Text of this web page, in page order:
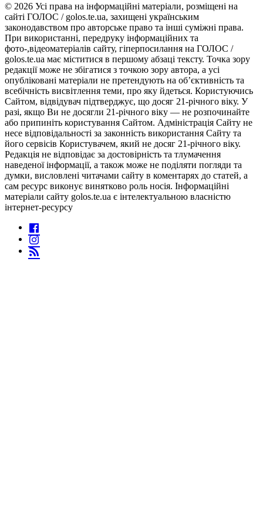
© 2026 Усі права на інформаційні матеріали, розміщені на
сайті ГОЛОС / golos.te.ua, захищені українським
законодавством про авторське право та інші суміжні права.
При використанні, передруку інформаційних та
фото-,відеоматеріалів сайту, гіперпосилання на ГОЛОС /
golos.te.ua має міститися в першому абзаці тексту. Точка зору
редакції може не збігатися з точкою зору автора, а усі
опубліковані матеріали не претендують на об’єктивність та
всебічність висвітлення теми, про яку йдеться. Користуючись
Сайтом, відвідувач підтверджує, що досяг 21-річного віку. У
разі, якщо Ви не досягли 21-річного віку — не розпочинайте
або припиніть користування Сайтом. Адміністрація Сайту не
несе відповідальності за законність використання Сайту та
його сервісів Користувачем, який не досяг 21-річного віку.
Редакція не відповідає за достовірність та тлумачення
наведеної інформації, а також може не поділяти погляди та
думки, висловлені читачами сайту в коментарях до статей, а
сам ресурс виконує винятково роль носія. Інформаційні
матеріали сайту golos.te.ua є інтелектуальною власністю
інтернет-ресурсу